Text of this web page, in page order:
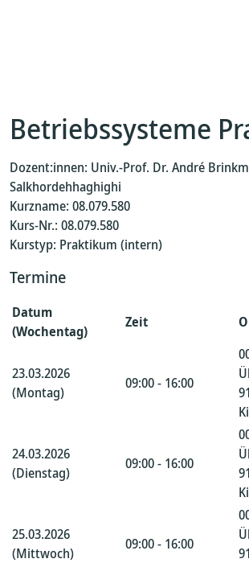
Betriebssysteme
Dozent:innen: Univ.-Prof. Dr. André
Salkhordehhaghighi
Kurzname: 08.079.580
Kurs-Nr.: 08.079.580
Kurstyp: Praktikum (intern)
Termine
Datum
(Wochentag)
Zeit
23.03.2026
(Montag)
09:00 - 16:00
24.03.2026
(Dienstag)
09:00 - 16:00
25.03.2026
(Mittwoch)
09:00 - 16:00